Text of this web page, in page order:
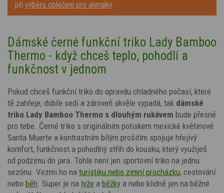
při výběru oblečení pro alergiky.
Dámské černé funkční triko Lady Bamboo
Thermo - když chceš teplo, pohodlí a
funkčnost v jednom
Pokud chceš funkční triko do opravdu chladného počasí, které
tě zahřeje, dobře sedí a zároveň skvěle vypadá, tak dámské
triko Lady Bamboo Thermo s dlouhým rukávem bude přesně
pro tebe. Černé triko s originálním potiskem mexické květinové
Santa Muerte a kontrastním bílým prošitím spojuje hřejivý
komfort, funkčnost a pohodlný střih do kousku, který využiješ
od podzimu do jara. Tohle není jen sportovní triko na jednu
sezónu. Vezmi ho na turistiku nebo zimní procházku, cestování
nebo běh . Super je na lyže a běžky a nebo klidně jen na běžné